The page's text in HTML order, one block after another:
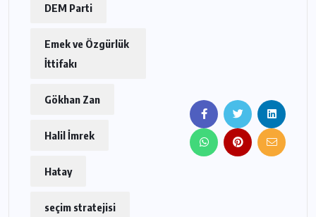
DEM Parti
Emek ve Özgürlük
İttifakı
Gökhan Zan
Halil İmrek
Hatay
seçim stratejisi